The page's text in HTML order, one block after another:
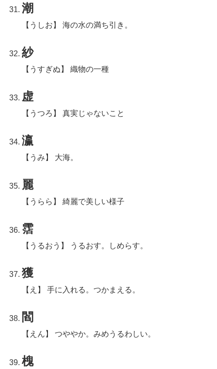
潮
【うしお】 海の水の満ち引き。
紗
【うすぎぬ】 織物の一種
虚
【うつろ】 真実じゃないこと
瀛
【うみ】 大海。
麗
【うらら】 綺麗で美しい様子
霑
【うるおう】 うるおす。しめらす。
獲
【え】 手に入れる。つかまえる。
閻
【えん】 つややか。みめうるわしい。
槐